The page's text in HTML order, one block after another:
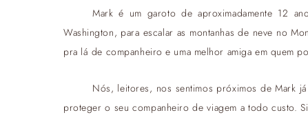
Mark é um garoto de aproximadamente 12
Washington, para escalar as montanhas de neve no
pra lá de companheiro e uma melhor amiga em quem
Nós, leitores, nos sentimos próximos de Mark
proteger o seu companheiro de viagem a todo custo.